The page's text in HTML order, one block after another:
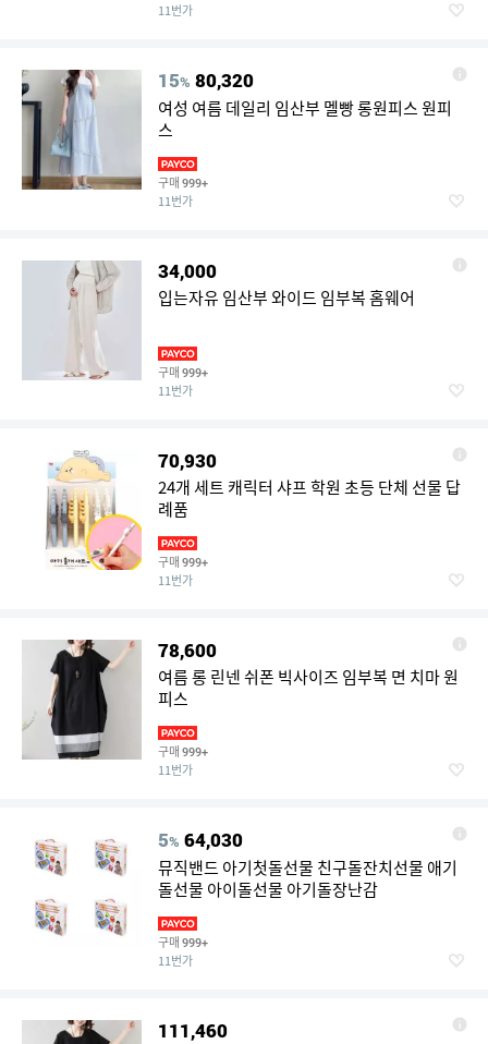
11번가
15% 80,320
여성 여름 데일리 임산부 멜빵 롱원피스 원피
스
구매 999+
11번가
34,000
입는자유 임산부 와이드 임부복 홈웨어
구매 999+
11번가
70,930
24개 세트 캐릭터 샤프 학원 초등 단체 선물 답
례품
구매 999+
11번가
78,600
여름 롱 린넨 쉬폰 빅사이즈 임부복 면 치마 원
피스
구매 999+
11번가
5% 64,030
뮤직밴드 아기첫돌선물 친구돌잔치선물 애기
돌선물 아이돌선물 아기돌장난감
구매 999+
11번가
111,460